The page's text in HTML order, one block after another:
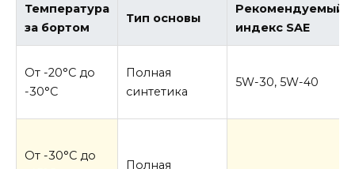
Температура
за бортом
Тип основы
Рекомендуемый
индекс SAE
От -20°C до
-30°C
Полная
синтетика
5W-30, 5W-40
От -30°C до
Полная